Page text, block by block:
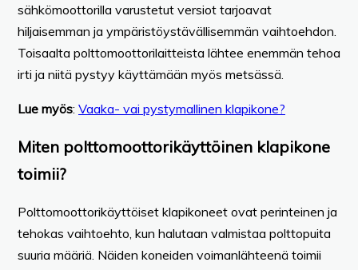
sähkömoottorilla varustetut versiot tarjoavat
hiljaisemman ja ympäristöystävällisemmän vaihtoehdon.
Toisaalta polttomoottorilaitteista lähtee enemmän tehoa
irti ja niitä pystyy käyttämään myös metsässä.
Lue myös: Vaaka- vai pystymallinen klapikone?
Miten polttomoottorikäyttöinen klapikone
toimii?
Polttomoottorikäyttöiset klapikoneet ovat perinteinen ja
tehokas vaihtoehto, kun halutaan valmistaa polttopuita
suuria määriä. Näiden koneiden voimanlähteenä toimii